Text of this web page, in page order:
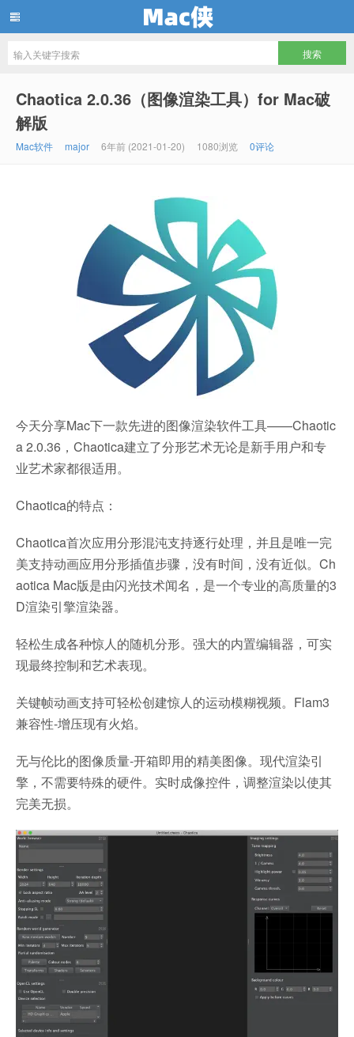
Chaotica 2.0.36（图像渲染工具）for Mac破
解版
Mac软件 major 6年前 (2021-01-20) 1080浏览 0评论
今天分享Mac下一款先进的图像渲染软件工具——Chaotic
a 2.0.36，Chaotica建立了分形艺术无论是新手用户和专
业艺术家都很适用。
Chaotica的特点：
Chaotica首次应用分形混沌支持逐行处理，并且是唯一完
美支持动画应用分形插值步骤，没有时间，没有近似。Ch
aotica Mac版是由闪光技术闻名，是一个专业的高质量的3
D渲染引擎渲染器。
轻松生成各种惊人的随机分形。强大的内置编辑器，可实
现最终控制和艺术表现。
关键帧动画支持可轻松创建惊人的运动模糊视频。Flam3
兼容性-增压现有火焰。
无与伦比的图像质量-开箱即用的精美图像。现代渲染引
擎，不需要特殊的硬件。实时成像控件，调整渲染以使其
完美无损。